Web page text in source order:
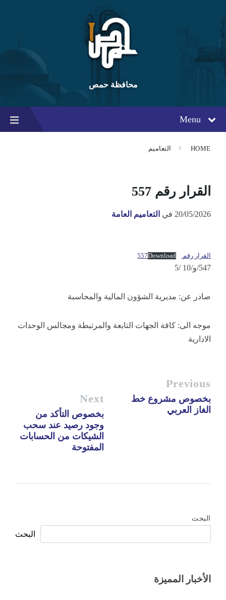
content
main
navigation
footer
محافظة حمص
Menu
HOME التعاميم
القرار رقم 557
20/05/2026 في التعاميم العامة
القرار رقم 557 Download
547/و/10 /5
صادر عن: مديرية الشؤون المالية والمحاسبة
موجه الى: كافة الجهات التابعة والمرتبطة ومجالس الوحدات
الادارية
Previous
بخصوص مشروع خط
الغاز العربي
Next
بخصوص التأكد من
وجود رصيد عند سحب
الشيكات من الحسابات
المفتوحة
البحث
البحث
الأخبار المميزة